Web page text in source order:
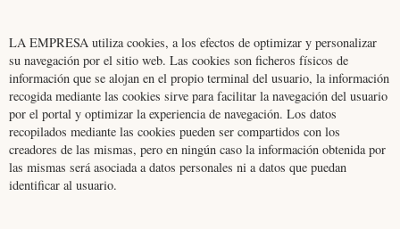
LA EMPRESA utiliza cookies, a los efectos de optimizar y personalizar
su navegación por el sitio web. Las cookies son ficheros físicos de
información que se alojan en el propio terminal del usuario, la información
recogida mediante las cookies sirve para facilitar la navegación del usuario
por el portal y optimizar la experiencia de navegación. Los datos
recopilados mediante las cookies pueden ser compartidos con los
creadores de las mismas, pero en ningún caso la información obtenida por
las mismas será asociada a datos personales ni a datos que puedan
identificar al usuario.